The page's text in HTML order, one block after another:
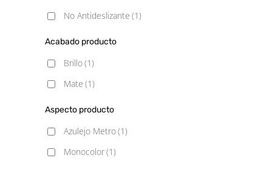
No Antideslizante (1)
Acabado producto
Brillo(1)
Mate (1)
Aspecto producto
Azulejo Metro(1)
Monocolor(1)